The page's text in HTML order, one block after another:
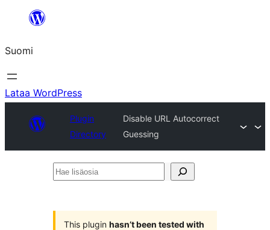
Suomi
Lataa WordPress
Plugin
Directory
Disable URL Autocorrect
Guessing
Hae
This plugin hasn’t been tested with